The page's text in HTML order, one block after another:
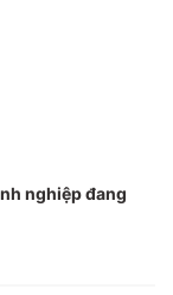
nghiệp đang